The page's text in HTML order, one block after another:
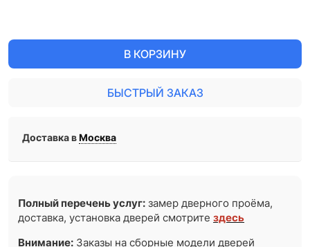
В КОРЗИНУ
БЫСТРЫЙ ЗАКАЗ
Доставка вМосква
Полный перечень услуг: замер дверного проёма,
доставка, установка дверей смотритездесь
Внимание: Заказы на сборные модели дверей